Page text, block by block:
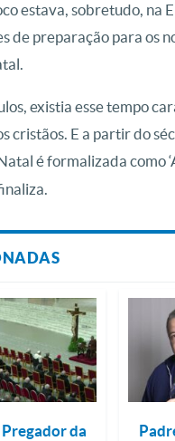
estava, sobretudo, na
de preparação para os
existia esse tempo
cristãos. E a partir do
é formalizada como
Pregador da